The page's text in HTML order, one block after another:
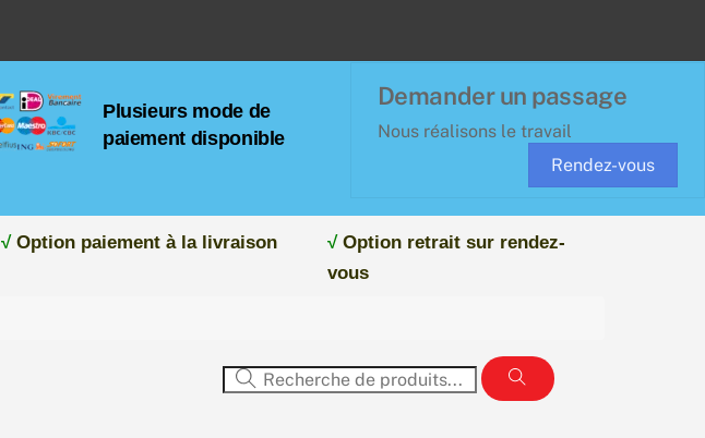
Plusieurs mode de
paiement disponible
Demander un passage
Nous réalisons le travail
Rendez-vous
√Option paiement à la livraison √Option retrait sur rendez-
vous